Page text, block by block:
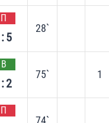
П
28`
В
75` 1
П
74`